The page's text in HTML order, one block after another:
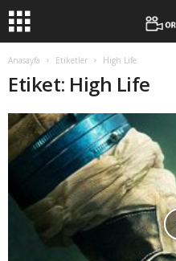
Anasayfa Etiketler High Life
Etiket: High Life